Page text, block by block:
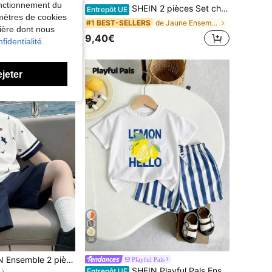
pour garçons, convient pour le port quotidien décontracté, automne/hiver, transition saisonnière Entrepôt UE SHEIN 2 pièces Set chemise à col montant rayé et short pour jeunes garçons, style casual et confortable
#1 BEST-SELLERS de Jaune Ensembles pour jeunes garçons
9,40€
courtes avec imprimé île col blanc et short bleu marine, décontracté, confortable, polyvalent, convient pour le port quotidien, les voyages, l'extérieur, les vacances, les vacances à la plage, le printemps/été
de Lâche Polo coordonné pour jeunes garçons
38
Playful Pals
du
de cookies
dont nous